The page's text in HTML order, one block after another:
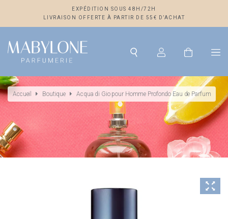
EXPÉDITION SOUS 48H/72H
LIVRAISON OFFERTE À PARTIR DE 55€ D’ACHAT
Accueil Boutique Acqua di Gio pour Homme Profondo Eau de Parfum